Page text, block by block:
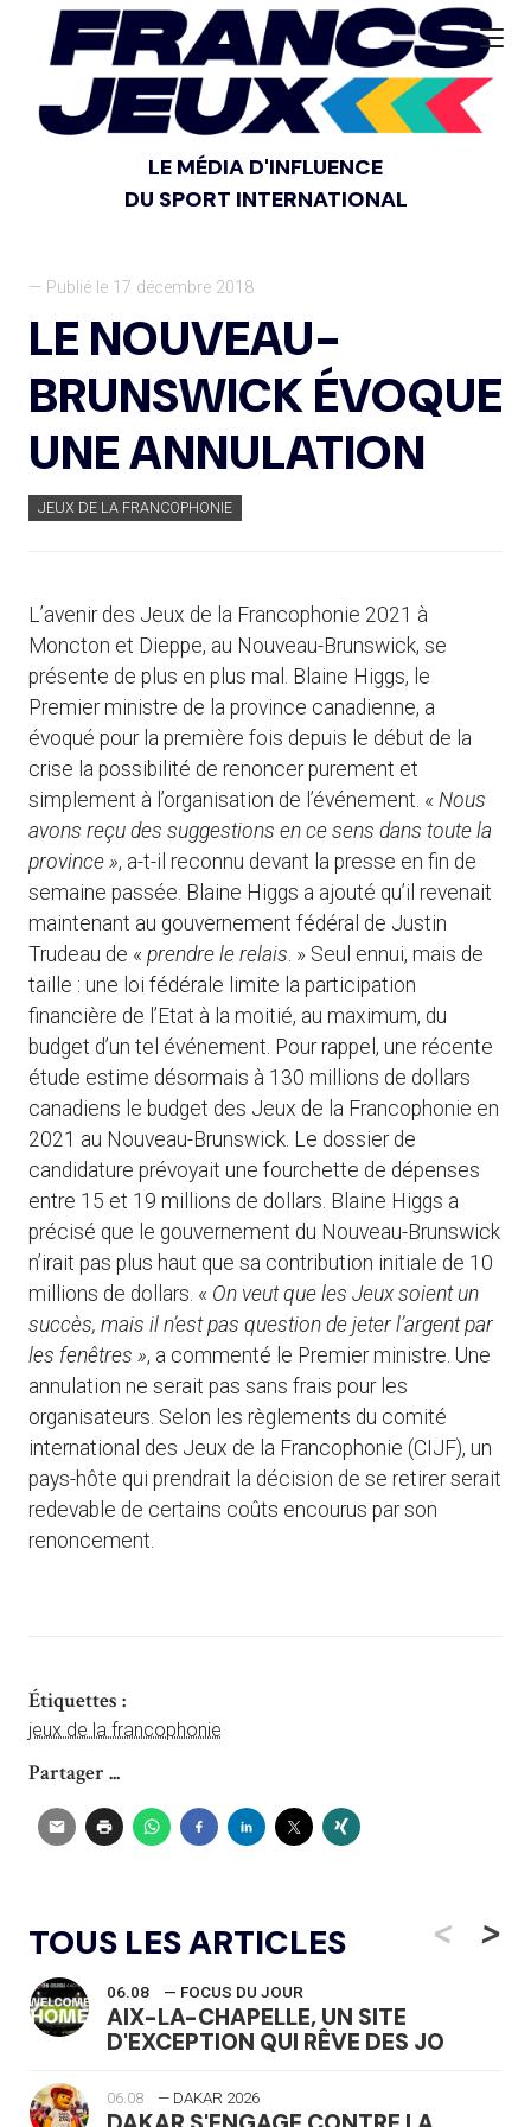
LE MÉDIA D'INFLUENCE
DU SPORT INTERNATIONAL
— Publié le 17 décembre 2018
LE NOUVEAU-
BRUNSWICK ÉVOQUE
UNE ANNULATION
JEUX DE LA FRANCOPHONIE
L’avenir des Jeux de la Francophonie 2021 à
Moncton et Dieppe, au Nouveau-Brunswick, se
présente de plus en plus mal. Blaine Higgs, le
Premier ministre de la province canadienne, a
évoqué pour la première fois depuis le début de la
crise la possibilité de renoncer purement et
simplement à l’organisation de l’événement. « Nous
avons reçu des suggestions en ce sens dans toute la
province », a-t-il reconnu devant la presse en fin de
semaine passée. Blaine Higgs a ajouté qu’il revenait
maintenant au gouvernement fédéral de Justin
Trudeau de « prendre le relais. » Seul ennui, mais de
taille : une loi fédérale limite la participation
financière de l’Etat à la moitié, au maximum, du
budget d’un tel événement. Pour rappel, une récente
étude estime désormais à 130 millions de dollars
canadiens le budget des Jeux de la Francophonie en
2021 au Nouveau-Brunswick. Le dossier de
candidature prévoyait une fourchette de dépenses
entre 15 et 19 millions de dollars. Blaine Higgs a
précisé que le gouvernement du Nouveau-Brunswick
n’irait pas plus haut que sa contribution initiale de 10
millions de dollars. « On veut que les Jeux soient un
succès, mais il n’est pas question de jeter l’argent par
les fenêtres », a commenté le Premier ministre. Une
annulation ne serait pas sans frais pour les
organisateurs. Selon les règlements du comité
international des Jeux de la Francophonie (CIJF), un
pays-hôte qui prendrait la décision de se retirer serait
redevable de certains coûts encourus par son
renoncement.
Étiquettes :
jeux de la francophonie
Partager ...
TOUS LES ARTICLES <
06.08 — FOCUS DU JOUR
AIX-LA-CHAPELLE, UN SITE
D'EXCEPTION QUI RÊVE DES JO
06.08 — DAKAR 2026
>